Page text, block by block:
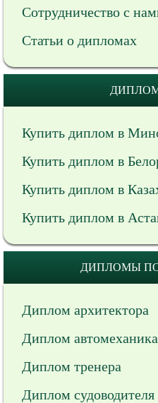
Сотрудничество с
Статьи о дипломах
Купить диплом в
Купить диплом в
Купить диплом в
Купить диплом в
ДИПЛОМЫ
Диплом архитектора
Диплом автомеханика
Диплом тренера
Диплом судоводителя